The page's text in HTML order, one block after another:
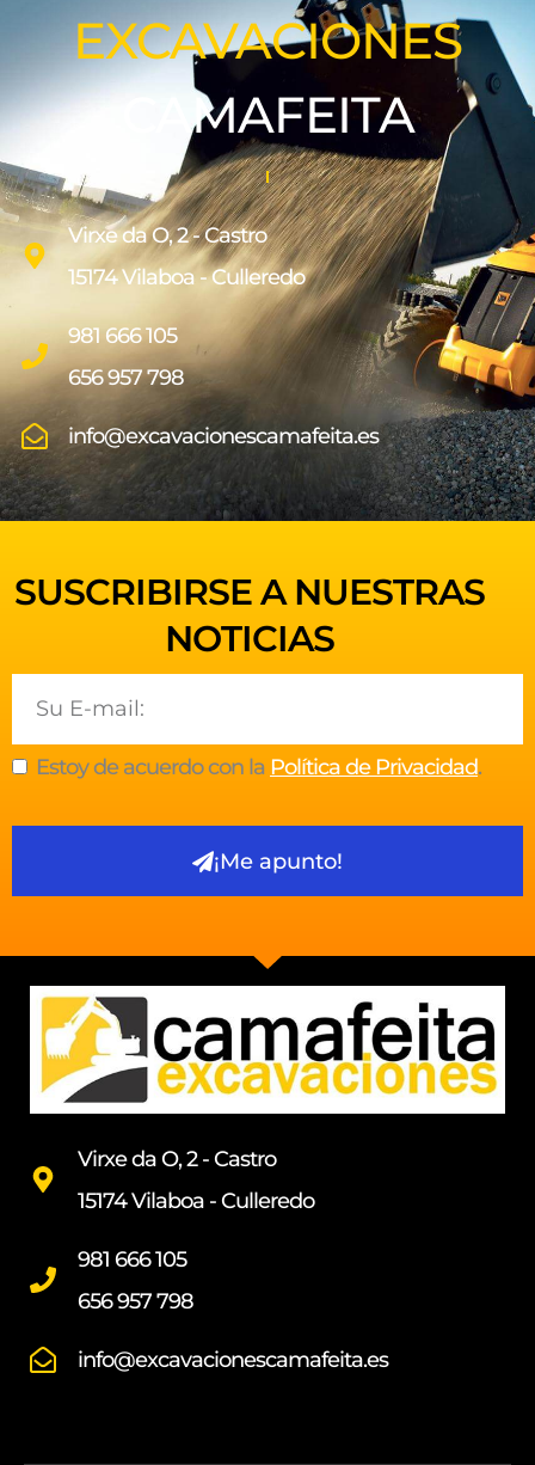
EXCAVACIONES
CAMAFEITA
Virxe da O, 2 - Castro
15174 Vilaboa - Culleredo
981 666 105
656 957 798
info@excavacionescamafeita.es
SUSCRIBIRSE A NUESTRAS
NOTICIAS
Estoy de acuerdo con la Política de Privacidad.
¡Me apunto!
Virxe da O, 2 - Castro
15174 Vilaboa - Culleredo
981 666 105
656 957 798
info@excavacionescamafeita.es